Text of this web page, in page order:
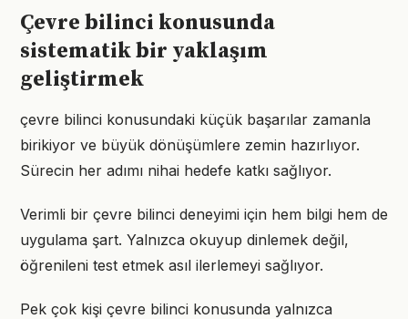
Çevre bilinci konusunda
sistematik bir yaklaşım
geliştirmek
çevre bilinci konusundaki küçük başarılar zamanla
birikiyor ve büyük dönüşümlere zemin hazırlıyor.
Sürecin her adımı nihai hedefe katkı sağlıyor.
Verimli bir çevre bilinci deneyimi için hem bilgi hem de
uygulama şart. Yalnızca okuyup dinlemek değil,
öğrenileni test etmek asıl ilerlemeyi sağlıyor.
Pek çok kişi çevre bilinci konusunda yalnızca